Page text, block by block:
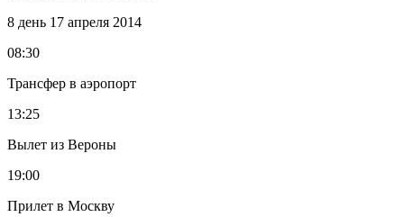
8 день 17 апреля 2014
08:30
Трансфер в аэропорт
13:25
Вылет из Вероны
19:00
Прилет в Москву